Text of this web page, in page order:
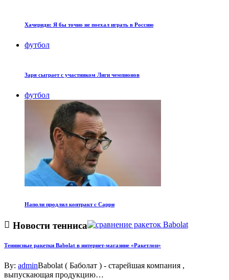
Хачериди: Я бы точно не поехал играть в Россию
футбол
Заря сыграет с участником Лиги чемпионов
футбол
Наполи продлил контракт с Сарри
Новости тенниса
Теннисные ракетки Babolat в интернет-магазине «Ракетлон»
By: adminBabolat ( Баболат ) - старейшая компания ,
выпускающая продукцию…